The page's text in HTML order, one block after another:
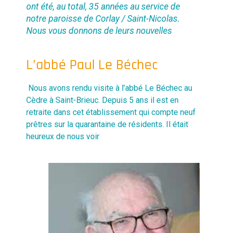
ont été, au total, 35 années au service de
notre paroisse de Corlay / Saint-Nicolas.
Nous vous donnons de leurs nouvelles
L’abbé Paul Le Béchec
Nous avons rendu visite à l’abbé Le Béchec au
Cèdre à Saint-Brieuc. Depuis 5 ans il est en
retraite dans cet établissement qui compte neuf
prêtres sur la quarantaine de résidents. Il était
heureux de nous voir